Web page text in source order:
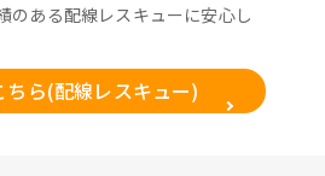
のある配線レスキューに安心し
ちら(配線レスキュー)